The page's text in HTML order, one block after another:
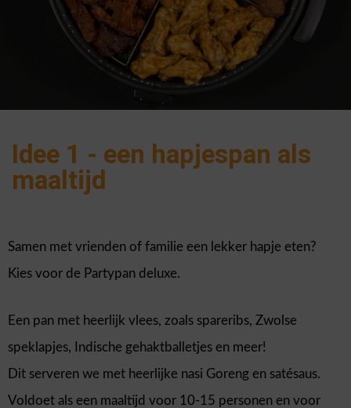
Idee 1 - een hapjespan als
maaltijd
Samen met vrienden of familie een lekker hapje eten?
Kies voor de Partypan deluxe.
Een pan met heerlijk vlees, zoals spareribs, Zwolse
speklapjes, Indische gehaktballetjes en meer!
Dit serveren we met heerlijke nasi Goreng en satésaus.
Voldoet als een maaltijd voor 10-15 personen en voor